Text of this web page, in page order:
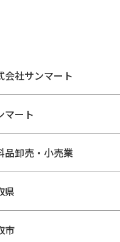
会社サンマート
マート
品卸売・小売業
県
市